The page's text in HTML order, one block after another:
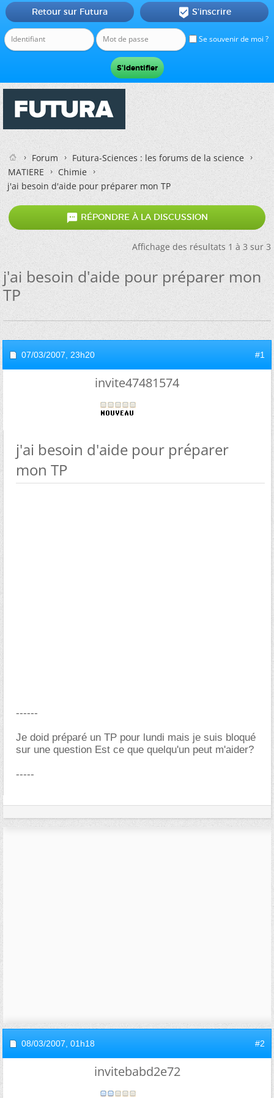
Se souvenir de moi ?
Retour sur Futura  S'inscrire
Forum
Futura-Sciences : les forums de la science
MATIERE
Chimie
j'ai besoin d'aide pour préparer mon TP
 RÉPONDRE À LA DISCUSSION
Affichage des résultats 1 à 3 sur 3
j'ai besoin d'aide pour préparer mon
TP
07/03/2007, 23h20 #1
invite47481574
j'ai besoin d'aide pour préparer
mon TP
------
Je doid préparé un TP pour lundi mais je suis bloqué
sur une question Est ce que quelqu'un peut m'aider?
-----
08/03/2007, 01h18 #2
invitebabd2e72